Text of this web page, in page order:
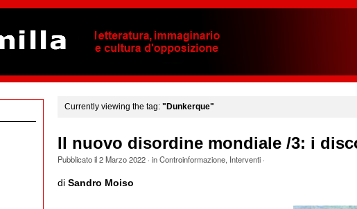
Currently viewing the tag: "Dunkerque"
Il nuovo disordine mondiale /3: i
Pubblicato il2 Marzo 2022· inControinformazione, Interventi·
di Sandro Moiso